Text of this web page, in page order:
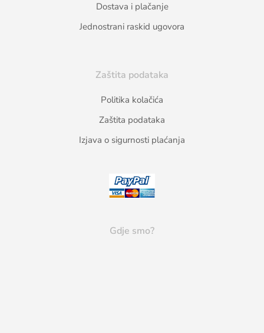
Dostava i plačanje
Jednostrani raskid ugovora
Zaštita podataka
Politika kolačića
Zaštita podataka
Izjava o sigurnosti plaćanja
Gdje smo?